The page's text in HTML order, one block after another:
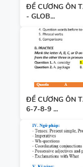
ĐỀ CƯƠNG ÔN
- GLOB...
ĐỀ CƯƠNG ÔN
6-7-8-9 ...